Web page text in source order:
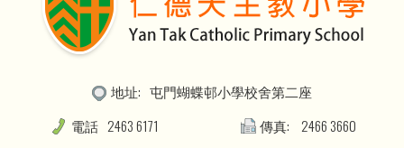
地址: 屯門蝴蝶邨小學校舍第二座
電話 2463 6171 傳真: 2466 3660